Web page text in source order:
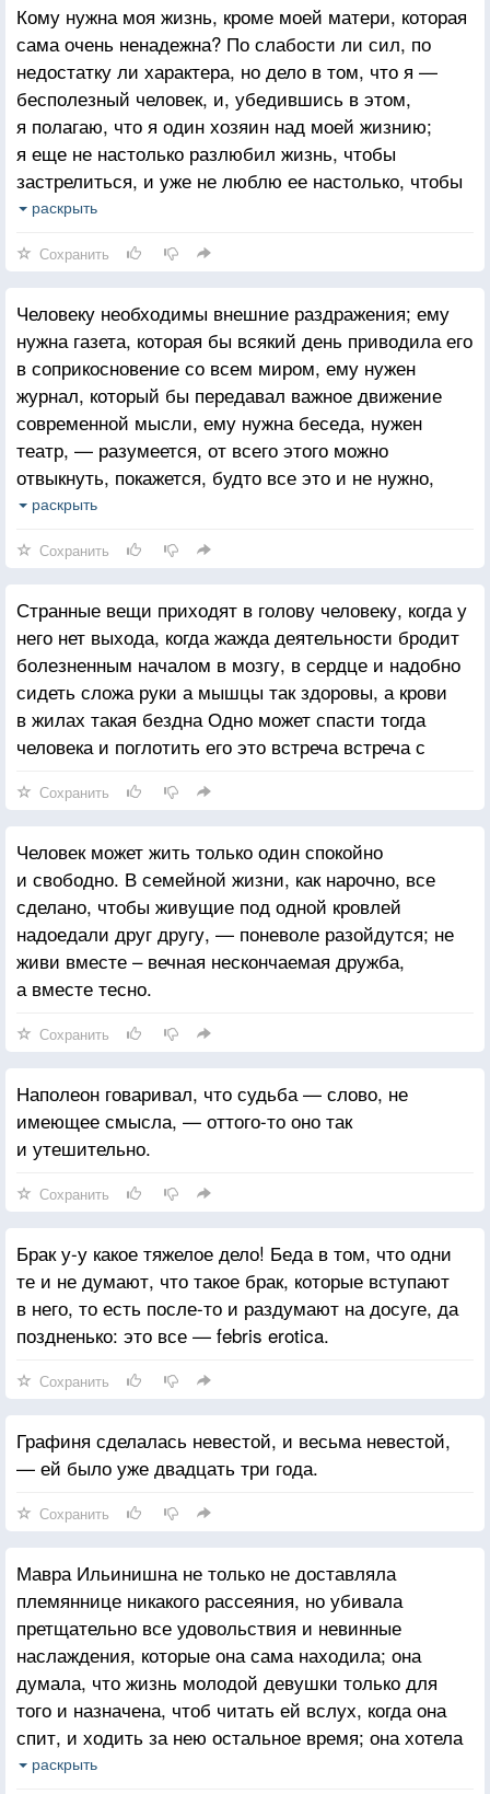
Кому нужна моя жизнь, кроме моей матери, которая
сама очень ненадежна? По слабости ли сил, по
недостатку ли характера, но дело в том, что я —
бесполезный человек, и, убедившись в этом,
я полагаю, что я один хозяин над моей жизнию;
я еще не настолько разлюбил жизнь, чтобы
застрелиться, и уже не люблю ее настолько, чтобы
жить на диете, водить себя на помочах, устраивать
чтобы продлить на долгое время эту жизнь
больничного пациента.
раскрыть
Сохранить
Человеку необходимы внешние раздражения; ему
нужна газета, которая бы всякий день приводила его
в соприкосновение со всем миром, ему нужен
журнал, который бы передавал важное движение
современной мысли, ему нужна беседа, нужен
театр, — разумеется, от всего этого можно
отвыкнуть, покажется, будто все это и не нужно,
потом сделается в самом деле совершенно не
сделался совершенно не нужен.
раскрыть
Сохранить
Странные вещи приходят в голову человеку, когда у
него нет выхода, когда жажда деятельности бродит
болезненным началом в мозгу, в сердце и надобно
сидеть сложа руки а мышцы так здоровы, а крови
в жилах такая бездна Одно может спасти тогда
человека и поглотить его это встреча встреча с
Сохранить
Человек может жить только один спокойно
и свободно. В семейной жизни, как нарочно, все
сделано, чтобы живущие под одной кровлей
надоедали друг другу, — поневоле разойдутся; не
живи вместе – вечная нескончаемая дружба,
а вместе тесно.
Сохранить
Наполеон говаривал, что судьба — слово, не
имеющее смысла, — оттого-то оно так
и утешительно.
Сохранить
Брак у-у какое тяжелое дело! Беда в том, что одни
те и не думают, что такое брак, которые вступают
в него, то есть после-то и раздумают на досуге, да
поздненько: это все — febris erotica.
Сохранить
Графиня сделалась невестой, и весьма невестой,
— ей было уже двадцать три года.
Сохранить
Мавра Ильинишна не только не доставляла
племяннице никакого рассеяния, но убивала
претщательно все удовольствия и невинные
наслаждения, которые она сама находила; она
думала, что жизнь молодой девушки только для
того и назначена, чтоб читать ей вслух, когда она
спит, и ходить за нею остальное время; она хотела
поглотить всю юность ее, высосать все свежие соки
раскрыть